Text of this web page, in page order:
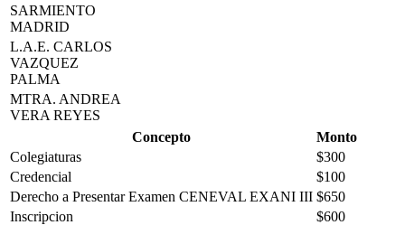
SARMIENTO
MADRID
L.A.E. CARLOS
VAZQUEZ
PALMA
MTRA. ANDREA
VERA REYES
Concepto
Monto
Colegiaturas
$300
Credencial
$100
Derecho a Presentar Examen CENEVAL EXANI III $650
Inscripcion
$600